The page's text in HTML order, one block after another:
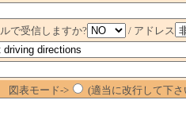
で受信しますか?
/ アドレス
図表モード-> (適当に改行して下